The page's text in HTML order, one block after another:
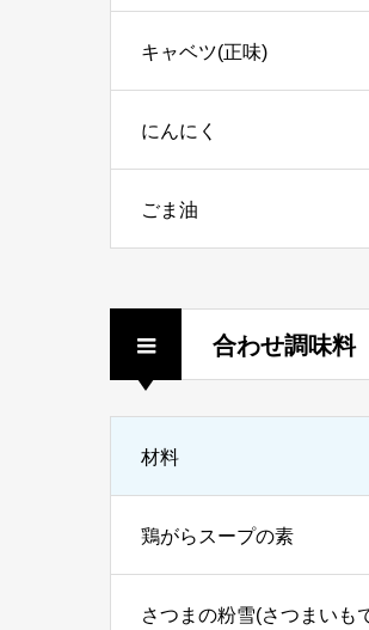
キャベツ(正味)
にんにく
ごま油
合わせ調味料
材料
鶏がらスープの素
さつまの粉雪(さつまいも